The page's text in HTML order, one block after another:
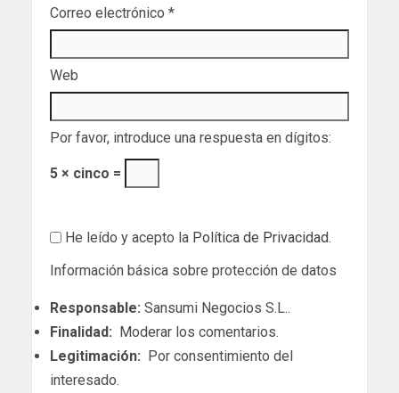
Correo electrónico *
Web
Por favor, introduce una respuesta en dígitos:
5 × cinco =
He leído y acepto la Política de Privacidad.
Información básica sobre protección de datos
Responsable: Sansumi Negocios S.L..
Finalidad: Moderar los comentarios.
Legitimación: Por consentimiento del
interesado.